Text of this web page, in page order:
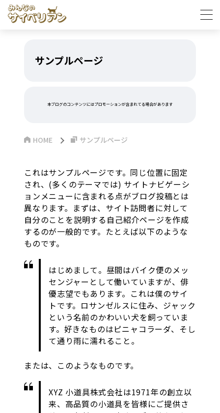
サンプルページ
本ブログのコンテンツにはプロモーションが含まれてる場合があります
HOME サンプルページ
これはサンプルページです。同じ位置に固定
され、(多くのテーマでは) サイトナビゲーシ
ョンメニューに含まれる点がブログ投稿とは
異なります。まずは、サイト訪問者に対して
自分のことを説明する自己紹介ページを作成
するのが一般的です。たとえば以下のような
ものです。
はじめまして。昼間はバイク便のメッ
センジャーとして働いていますが、俳
優志望でもあります。これは僕のサイ
トです。ロサンゼルスに住み、ジャック
という名前のかわいい犬を飼っていま
す。好きなものはピニャコラーダ、そし
て通り雨に濡れること。
または、このようなものです。
XYZ 小道具株式会社は1971年の創立以
来、高品質の小道具を皆様にご提供さ